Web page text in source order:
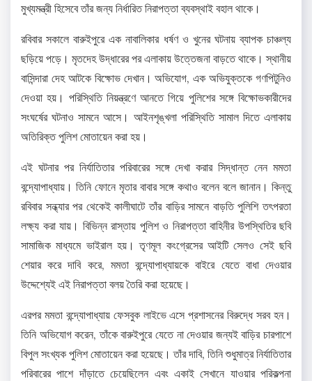
মুখ্যমন্ত্রী হিসেবে তাঁর জন্য নির্ধারিত নিরাপত্তা ব্যবস্থাই বহাল থাকে।
রবিবার সকালে বারুইপুরে এক নাবালিকার ধর্ষণ ও খুনের ঘটনায় ব্যাপক চাঞ্চল্য
ছড়িয়ে পড়ে। মৃতদেহ উদ্ধারের পর এলাকায় উত্তেজনা বাড়তে থাকে। স্থানীয়
বাসিন্দারা দেহ আটকে বিক্ষোভ দেখান। অভিযোগ, এক অভিযুক্তকে গণপিটুনিও
দেওয়া হয়। পরিস্থিতি নিয়ন্ত্রণে আনতে গিয়ে পুলিশের সঙ্গে বিক্ষোভকারীদের
সংঘর্ষের ঘটনাও সামনে আসে। আইনশৃঙ্খলা পরিস্থিতি সামাল দিতে এলাকায়
অতিরিক্ত পুলিশ মোতায়েন করা হয়।
এই ঘটনার পর নির্যাতিতার পরিবারের সঙ্গে দেখা করার সিদ্ধান্ত নেন মমতা
বন্দ্যোপাধ্যায়। তিনি ফোনে মৃতার বাবার সঙ্গে কথাও বলেন বলে জানান। কিন্তু
রবিবার সন্ধ্যার পর থেকেই কালীঘাটে তাঁর বাড়ির সামনে বাড়তি পুলিশি তৎপরতা
লক্ষ্য করা যায়। বিভিন্ন রাস্তায় পুলিশ ও নিরাপত্তা বাহিনীর উপস্থিতির ছবি
সামাজিক মাধ্যমে ভাইরাল হয়। তৃণমূল কংগ্রেসের আইটি সেলও সেই ছবি
শেয়ার করে দাবি করে, মমতা বন্দ্যোপাধ্যায়কে বাইরে যেতে বাধা দেওয়ার
উদ্দেশ্যেই এই নিরাপত্তা বলয় তৈরি করা হয়েছে।
এরপর মমতা বন্দ্যোপাধ্যায় ফেসবুক লাইভে এসে প্রশাসনের বিরুদ্ধে সরব হন।
তিনি অভিযোগ করেন, তাঁকে বারুইপুরে যেতে না দেওয়ার জন্যই বাড়ির চারপাশে
বিপুল সংখ্যক পুলিশ মোতায়েন করা হয়েছে। তাঁর দাবি, তিনি শুধুমাত্র নির্যাতিতার
পরিবারের পাশে দাঁড়াতে চেয়েছিলেন এবং একাই সেখানে যাওয়ার পরিকল্পনা